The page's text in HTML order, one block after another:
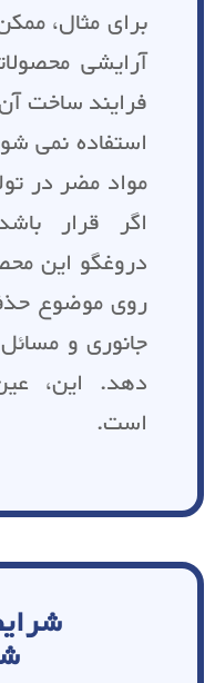
برای مثال،
آرایشی
فرایند ساخت
استفاده نمی
مواد مضر در
اگر قرار
دروغگو این
روی موضوع
جانوری و
دهد. این،
است.